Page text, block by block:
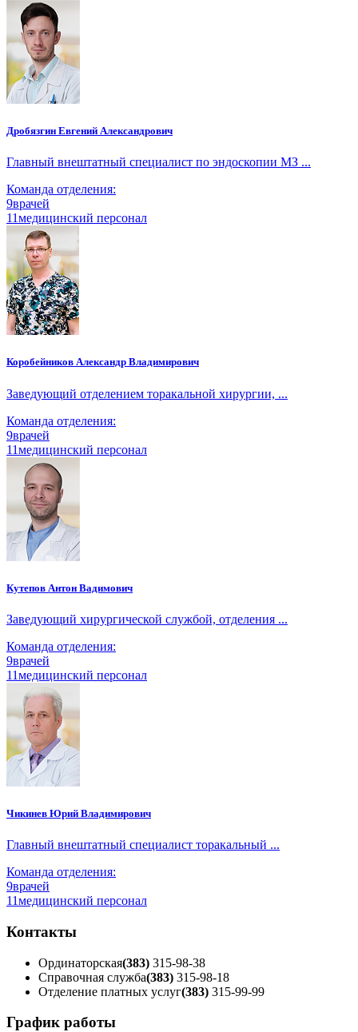
Дробязгин Евгений Александрович
Главный внештатный специалист по эндоскопии МЗ ...
Команда отделения:
9врачей
11медицинский персонал
Коробейников Александр Владимирович
Заведующий отделением торакальной хирургии, ...
Команда отделения:
9врачей
11медицинский персонал
Кутепов Антон Вадимович
Заведующий хирургической службой, отделения ...
Команда отделения:
9врачей
11медицинский персонал
Чикинев Юрий Владимирович
Главный внештатный специалист торакальный ...
Команда отделения:
9врачей
11медицинский персонал
Контакты
Ординаторская(383) 315-98-38
Справочная служба(383) 315-98-18
Отделение платных услуг(383) 315-99-99
График работы